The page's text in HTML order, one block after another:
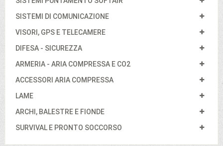
SISTEMI DI COMUNICAZIONE
VISORI, GPS E TELECAMERE
DIFESA - SICUREZZA
ARMERIA - ARIA COMPRESSA E CO2
ACCESSORI ARIA COMPRESSA
LAME
ARCHI, BALESTRE E FIONDE
SURVIVAL E PRONTO SOCCORSO